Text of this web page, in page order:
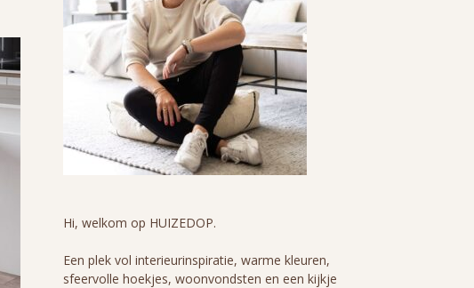
Hi, welkom op HUIZEDOP.
Een plek vol interieurinspiratie, warme kleuren,
sfeervolle hoekjes, woonvondsten en een kijkje